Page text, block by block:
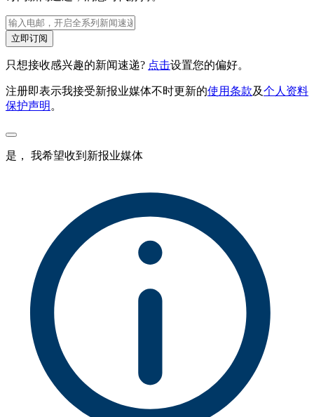
立即订阅
只想接收感兴趣的新闻速递? 点击设置您的偏好。
注册即表示我接受新报业媒体不时更新的使用条款及个人资料
保护声明 。
是， 我希望收到新报业媒体